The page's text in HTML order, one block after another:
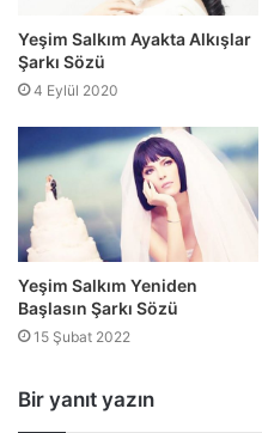
Yeşim Salkım Ayakta Alkışlar
Şarkı Sözü
4 Eylül 2020
Yeşim Salkım Yeniden
Başlasın Şarkı Sözü
15 Şubat 2022
Bir yanıt yazın